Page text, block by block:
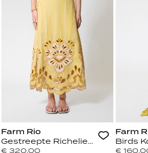
Farm Rio
Gestreepte Richelieu Midi Rok
€ 320,00
Farm
Birds
€